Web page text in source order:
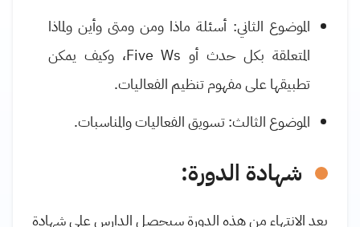
الموضوع الثاني: أسئلة ماذا ومن ومتى وأين ولماذا
المتعلقة بكل حدث أو Five Ws، وكيف يمكن
تطبيقها على مفهوم تنظيم الفعاليات.
الموضوع الثالث: تسويق الفعاليات والمناسبات.
شهادة الدورة:
بعد الانتهاء من هذه الدورة سيحصل الدارس على شهادة